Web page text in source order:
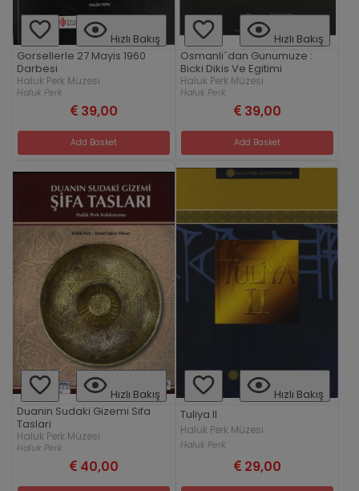
Hızlı Bakış
Gorsellerle 27 Mayis 1960
Darbesi
Haluk Perk Müzesi
Haluk Perk
39,00
Add Basket
Hızlı Bakış
Osmanli´dan Gunumuze :
Bicki Dikis Ve Egitimi
Haluk Perk Müzesi
Haluk Perk
39,00
Add Basket
Hızlı Bakış
Duanin Sudaki Gizemi Sifa
Taslari
Haluk Perk Müzesi
Haluk Perk
40,00
Hızlı Bakış
Tuliya II
Haluk Perk Müzesi
Haluk Perk
29,00